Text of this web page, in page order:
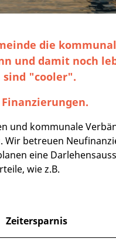
die
und damit noch
sind "cooler".
und kommunale
Wir betreuen
eine
wie z.B.
Zeitersparnis